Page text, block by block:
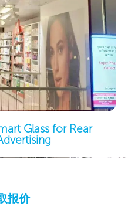
Glass for Rear
报价